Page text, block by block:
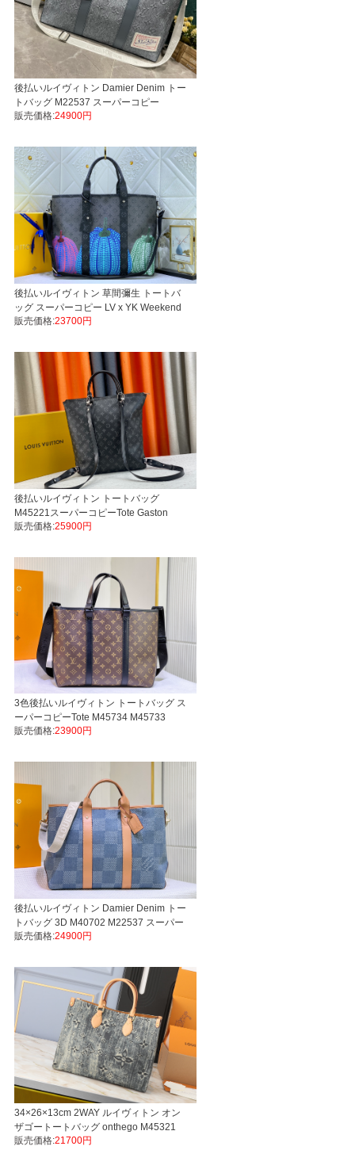
後払いルイヴィトン Damier Denim トー
トバッグ M22537 スーパーコピー
Monogram Washed Denim Weekend
販売価格:24900円
後払いルイヴィトン 草間彌生 トートバ
ッグ スーパーコピー LV x YK Weekend
Tote M46434 Monogram Eclipse
販売価格:23700円
後払いルイヴィトン トートバッグ
M45221スーパーコピーTote Gaston
Labels Monogram Eclipse LVバッグ代引
販売価格:25900円
3色後払いルイヴィトン トートバッグ ス
ーパーコピーTote M45734 M45733
Weekend Tote Monogram Macassar LV
販売価格:23900円
後払いルイヴィトン Damier Denim トー
トバッグ 3D M40702 M22537 スーパー
コピーPharrell Williams Weekend Tote
販売価格:24900円
34×26×13cm 2WAY ルイヴィトン オン
ザゴートートバッグ onthego M45321
M45039 M44571 Monogram Reverse
販売価格:21700円